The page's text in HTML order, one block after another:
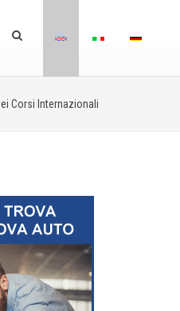
Corsi Internazionali